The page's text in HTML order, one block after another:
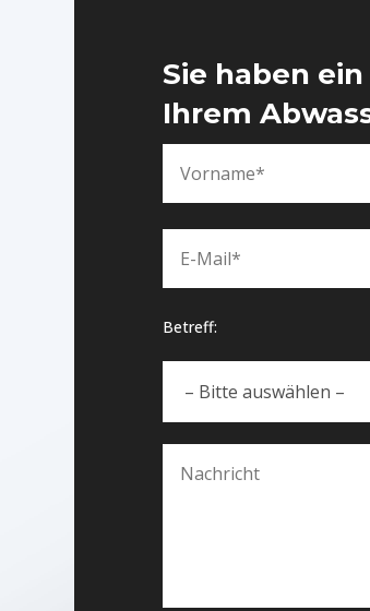
Sie haben
Ihrem
Betreff: